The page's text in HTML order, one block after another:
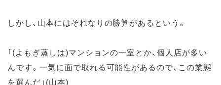
しかし、山本にはそれなりの勝算があるという。
「(よもぎ蒸しは)マンションの一室とか、個人店が多い
んです。一気に面で取れる可能性があるので、この業態
を選んだ」(山本)